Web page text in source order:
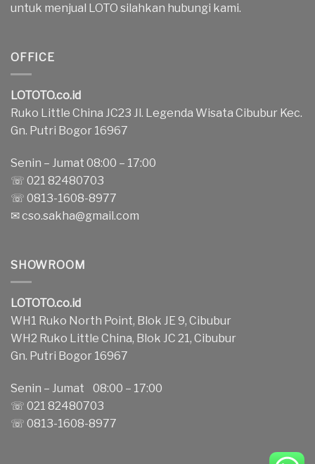
untuk menjual LOTO silahkan hubungi kami.
OFFICE
LOTOTO.co.id
Ruko Little China JC23 Jl. Legenda Wisata Cibubur Kec.
Gn. Putri Bogor 16967
Senin – Jumat 08:00 – 17:00
☏ 021 82480703
☏ 0813-1608-8977
✉cso.sakha@gmail.com
SHOWROOM
LOTOTO.co.id
WH1 Ruko North Point, Blok JE 9, Cibubur
WH2 Ruko Little China, Blok JC 21, Cibubur
Gn. Putri Bogor 16967
Senin – Jumat 08:00 – 17:00
☏ 021 82480703
☏ 0813-1608-8977